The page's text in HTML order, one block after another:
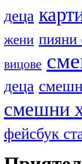
деца
жени пияни
вицове
деца
смешни
фейсбук